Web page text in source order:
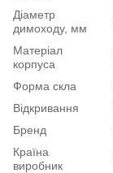
Діаметр
димоходу, мм
Матеріал
корпуса
Форма скла
Відкривання
Бренд
Країна
виробник